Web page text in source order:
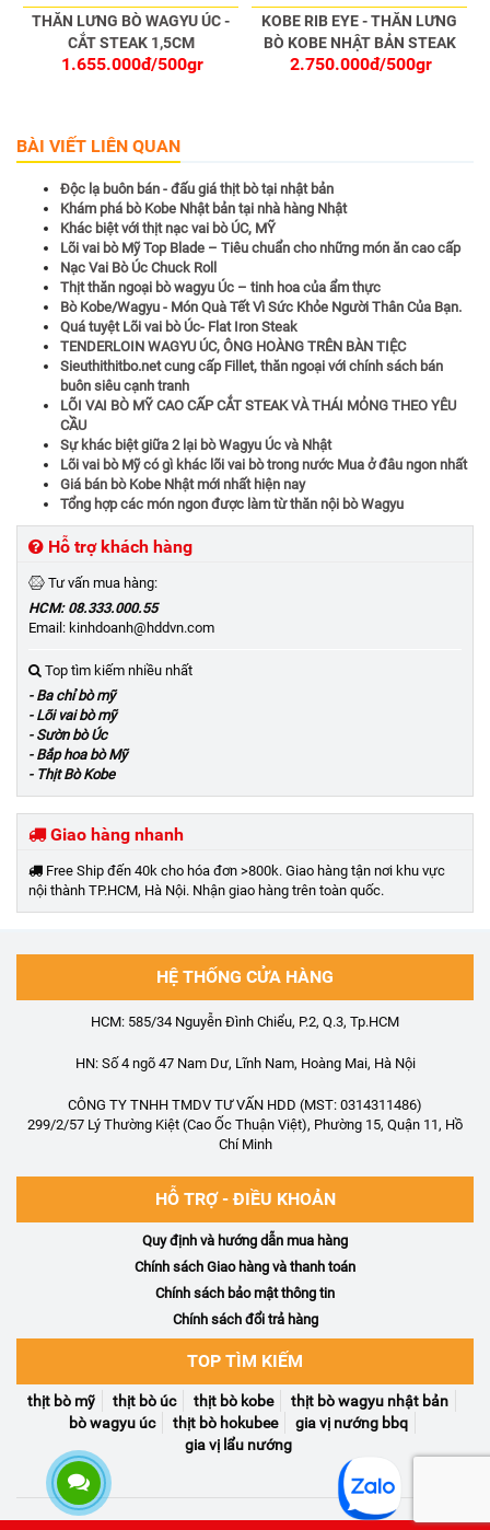
THĂN LƯNG BÒ WAGYU ÚC -
CẮT STEAK 1,5CM
1.655.000đ/500gr
KOBE RIB EYE - THĂN LƯNG
BÒ KOBE NHẬT BẢN STEAK
2.750.000đ/500gr
BÀI VIẾT LIÊN QUAN
Độc lạ buôn bán - đấu giá thịt bò tại nhật bản
Khám phá bò Kobe Nhật bản tại nhà hàng Nhật
Khác biệt với thịt nạc vai bò ÚC, MỸ
Lõi vai bò Mỹ Top Blade – Tiêu chuẩn cho những món ăn cao cấp
Nạc Vai Bò Úc Chuck Roll
Thịt thăn ngoại bò wagyu Úc – tinh hoa của ẩm thực
Bò Kobe/Wagyu - Món Quà Tết Vì Sức Khỏe Người Thân Của Bạn.
Quá tuyệt Lõi vai bò Úc- Flat Iron Steak
TENDERLOIN WAGYU ÚC, ÔNG HOÀNG TRÊN BÀN TIỆC
Sieuthithitbo.net cung cấp Fillet, thăn ngoại với chính sách bán
buôn siêu cạnh tranh
LÕI VAI BÒ MỸ CAO CẤP CẮT STEAK VÀ THÁI MỎNG THEO YÊU
CẦU
Sự khác biệt giữa 2 lại bò Wagyu Úc và Nhật
Lõi vai bò Mỹ có gì khác lõi vai bò trong nước Mua ở đâu ngon nhất
Giá bán bò Kobe Nhật mới nhất hiện nay
Tổng hợp các món ngon được làm từ thăn nội bò Wagyu
Hỗ trợ khách hàng
Tư vấn mua hàng:
HCM: 08.333.000.55
Email: kinhdoanh@hddvn.com
Top tìm kiếm nhiều nhất
- Ba chỉ bò mỹ
- Lõi vai bò mỹ
- Sườn bò Úc
- Bắp hoa bò Mỹ
- Thịt Bò Kobe
Giao hàng nhanh
Free Ship đến 40k cho hóa đơn >800k. Giao hàng tận nơi khu vực
nội thành TP.HCM, Hà Nội. Nhận giao hàng trên toàn quốc.
HỆ THỐNG CỬA HÀNG
HCM: 585/34 Nguyễn Đình Chiểu, P.2, Q.3, Tp.HCM
HN: Số 4 ngõ 47 Nam Dư, Lĩnh Nam, Hoàng Mai, Hà Nội
CÔNG TY TNHH TMDV TƯ VẤN HDD (MST: 0314311486)
299/2/57 Lý Thường Kiệt (Cao Ốc Thuận Việt), Phường 15, Quận 11, Hồ
Chí Minh
HỖ TRỢ - ĐIỀU KHOẢN
Quy định và hướng dẫn mua hàng
Chính sách Giao hàng và thanh toán
Chính sách bảo mật thông tin
Chính sách đổi trả hàng
TOP TÌM KIẾM
thịt bò mỹ thịt bò úc thịt bò kobe
thịt bò wagyu nhật bản
bò wagyu úc
thịt bò hokubee
gia vị nướng bbq
gia vị lẩu nướng